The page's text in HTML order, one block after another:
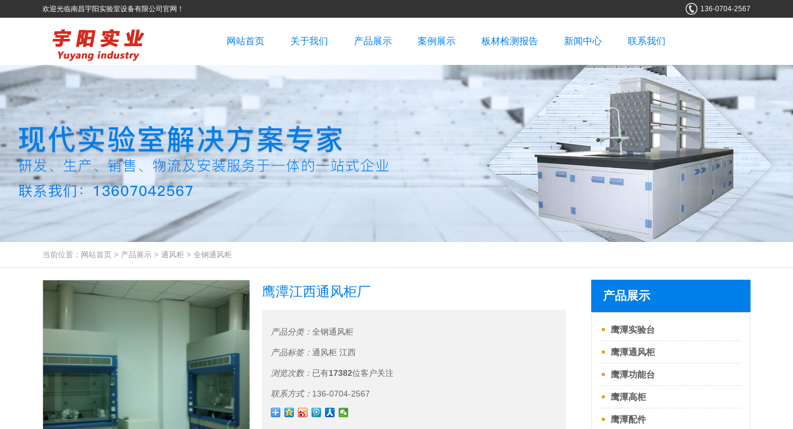
欢迎光临南昌宇阳实验室设备有限公司官网！ 136-0704-2567
网站首页 关于我们 产品展示 案例展示 板材检测报告 新闻中心 联系我们
当前位置： 网站首页 > 产品展示 > 通风柜 > 全钢通风柜
鹰潭江西通风柜厂
产品分类： 全钢通风柜
产品标签： 通风柜 江西
浏览次数： 已有17382位客户关注
联系方式： 136-0704-2567
产品展示
鹰潭实验台
鹰潭通风柜
鹰潭功能台
鹰潭高柜
鹰潭配件